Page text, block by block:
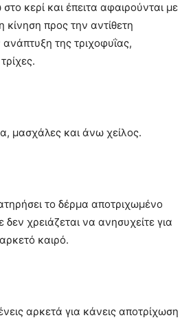
κερί και έπειτα αφαιρούνται με
προς την αντίθετη
της τριχοφυΐας,
μασχάλες και άνω χείλος.
το δέρμα αποτριχωμένο
δεν χρειάζεται να ανησυχείτε για
καιρό.
αρκετά για κάνεις αποτρίχωση